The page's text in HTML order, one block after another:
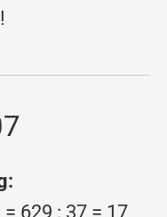
629 : 37 = 17